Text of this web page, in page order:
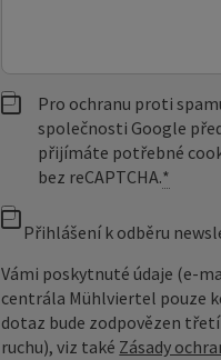
Pro ochranu proti
společnosti Google
přijímáte potřebné
bez reCAPTCHA.*
Přihlášení k odběru
Vámi poskytnuté údaje (e-
centrála Mühlviertel pouze
dotaz bude zodpovězen
ruchu), viz také Zásady